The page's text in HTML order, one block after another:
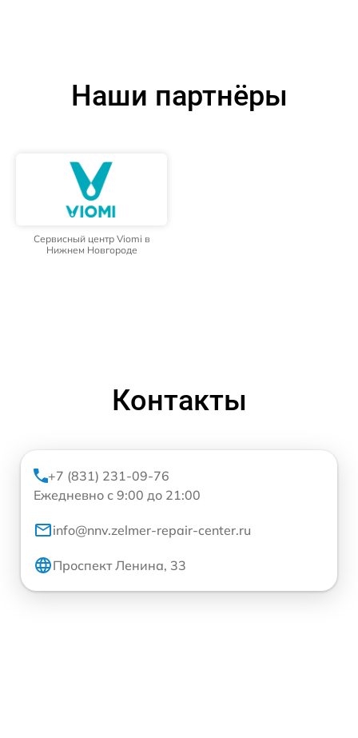
Наши партнёры
Сервисный центр Viomi в
Нижнем Новгороде
Контакты
+7 (831) 231-09-76
Ежедневно с 9:00 до 21:00
info@nnv.zelmer-repair-center.ru
Проспект Ленина, 33